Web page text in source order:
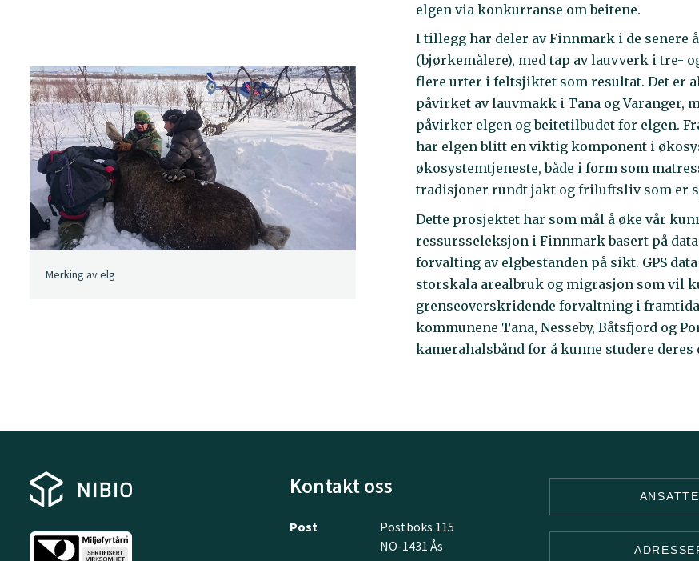
Merking av elg
elgen via konkurranse om beitene.
I tillegg har deler av Finnmark i de senere
(bjørkemålere), med tap av lauvverk i tre-
flere urter i feltsjiktet som resultat. Det er
påvirket av lauvmakk i Tana og Varanger,
påvirker elgen og beitetilbudet for elgen.
har elgen blitt en viktig komponent i
økosystemtjeneste, både i form som
tradisjoner rundt jakt og friluftsliv som er
Dette prosjektet har som mål å øke vår
ressursseleksjon i Finnmark basert på
forvalting av elgbestanden på sikt. GPS
storskala arealbruk og migrasjon som vil
grenseoverskridende forvaltning i
kommunene Tana, Nesseby, Båtsfjord og
kamerahalsbånd for å kunne studere
Kontakt oss
Post
Postboks 115
NO-1431 Ås
ANSATTE